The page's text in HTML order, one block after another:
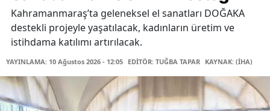
Kahramanmaraş’ta geleneksel el sanatları DOĞAKA
destekli projeyle yaşatılacak, kadınların üretim ve
istihdama katılımı artırılacak.
YAYINLAMA: 10 Ağustos 2026 - 12:05 EDİTÖR: TUĞBA TAPAR KAYNAK: (İHA)